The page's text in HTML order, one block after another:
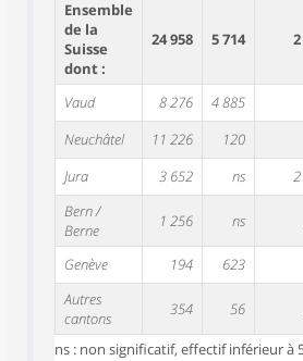
Ensemble
de la
Suisse
dont :
24 958 5 714
Vaud 8 276 4 885
Neuchâtel
11 226 120
Jura
3 652 ns
Bern /
Berne
1 256 ns
Genève 194 623
Autres
cantons
354 56
ns : non significatif, effectif inférieur à